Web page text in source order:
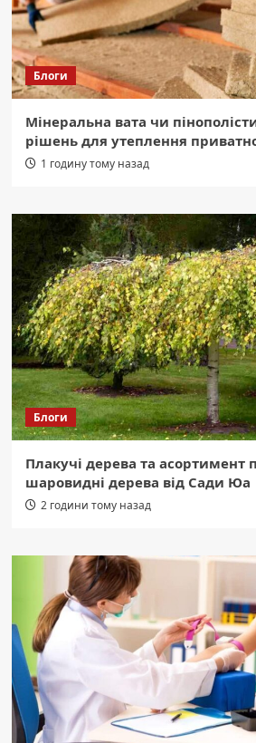
Блоги
Мінеральна вата чи
рішень для утеплення
1 годину тому назад
Блоги
Плакучі дерева та асортимент
шаровидні дерева від Сади Юа
2 години тому назад